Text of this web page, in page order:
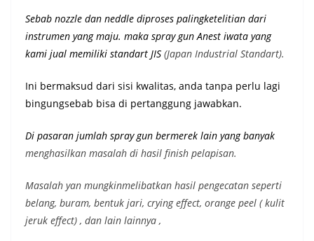
Sebab nozzle dan neddle diproses palingketelitian dari
instrumen yang maju. maka spray gun Anest iwata yang
kami jual memiliki standart JIS (Japan Industrial Standart).
Ini bermaksud dari sisi kwalitas, anda tanpa perlu lagi
bingungsebab bisa di pertanggung jawabkan.
Di pasaran jumlah spray gun bermerek lain yang banyak
menghasilkan masalah di hasil finish pelapisan.
Masalah yan mungkinmelibatkan hasil pengecatan seperti
belang, buram, bentuk jari, crying effect, orange peel ( kulit
jeruk effect) , dan lain lainnya ,